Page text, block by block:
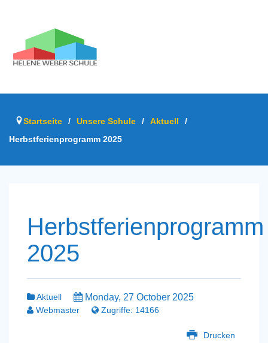
Startseite / Unsere Schule / Aktuell
/
Herbstferienprogramm 2025
Herbstferienprogramm
2025
Aktuell Monday, 27 October 2025
Webmaster Zugriffe: 14166
Drucken